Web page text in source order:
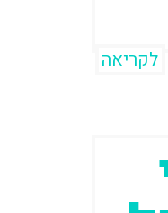
לקריאה